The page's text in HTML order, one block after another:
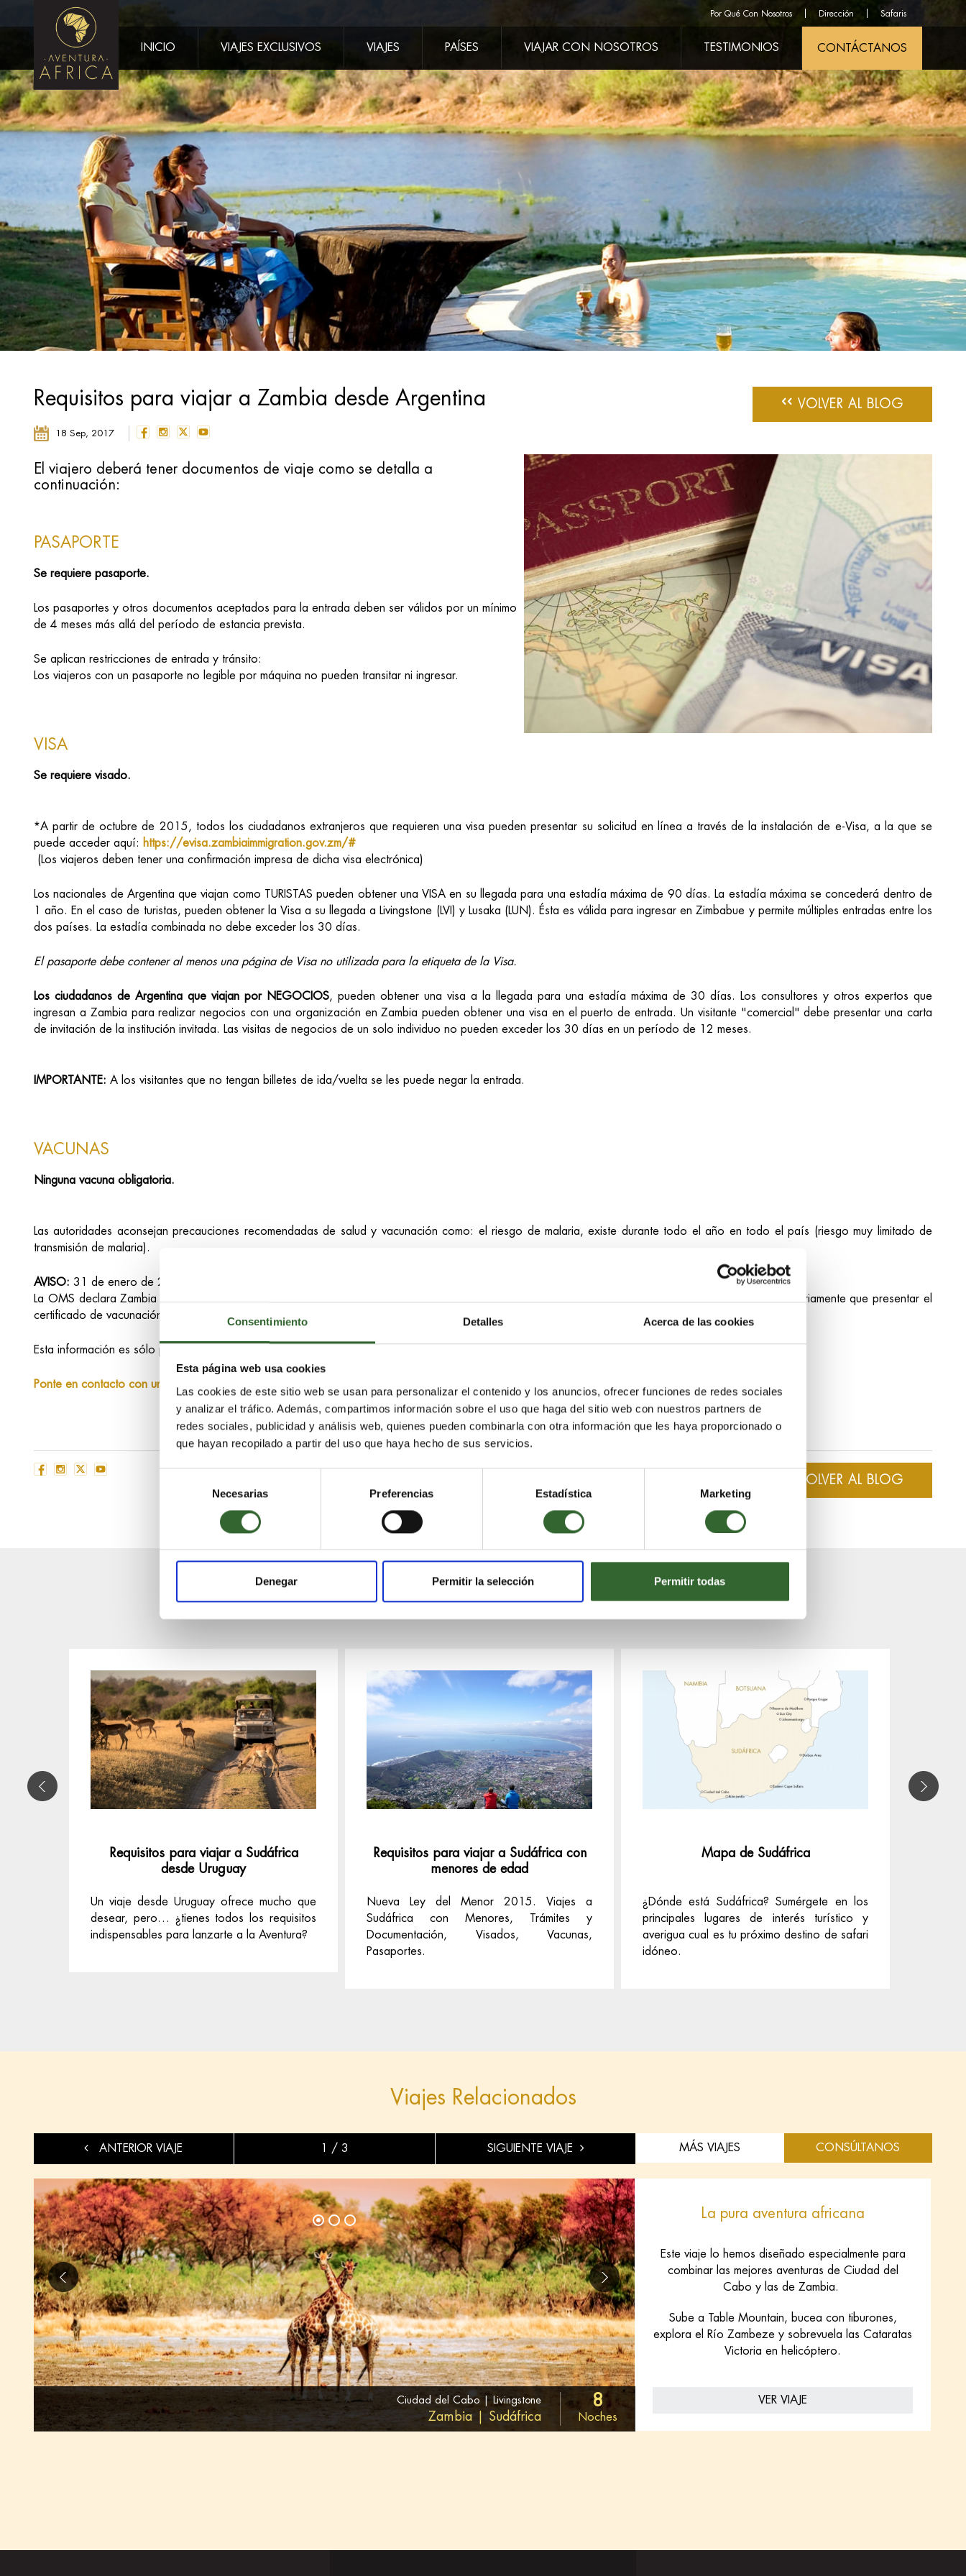
Consentimiento Detalles Acerca de las cookies
Esta página web usa cookies
Las cookies de este sitio web se usan para personalizar el contenido y los anuncios, ofrecer funciones de redes sociales
y analizar el tráfico. Además, compartimos información sobre el uso que haga del sitio web con nuestros partners de
redes sociales, publicidad y análisis web, quienes pueden combinarla con otra información que les haya proporcionado o
que hayan recopilado a partir del uso que haya hecho de sus servicios.
consentimiento
Necesarias Preferencias Estadística Marketing
Denegar Permitir la selección Permitir todas
Por Qué Con Nosotros Dirección Safaris
INICIO VIAJES EXCLUSIVOS VIAJES PAÍSES VIAJAR CON NOSOTROS TESTIMONIOS CONTÁCTANOS
Requisitos para viajar a Zambia desde Argentina
18 Sep, 2017
‹‹ VOLVER AL BLOG
El viajero deberá tener documentos de viaje como se detalla a
continuación:
PASAPORTE
Se requiere pasaporte.
Los pasaportes y otros documentos aceptados para la entrada deben ser válidos por un mínimo
de 4 meses más allá del período de estancia prevista.
Se aplican restricciones de entrada y tránsito:
Los viajeros con un pasaporte no legible por máquina no pueden transitar ni ingresar.
VISA
Se requiere visado.
*A partir de octubre de 2015, todos los ciudadanos extranjeros que requieren una visa pueden presentar su solicitud en línea a través de la instalación de e-Visa, a la que se
puede acceder aquí: https://evisa.zambiaimmigration.gov.zm/#
(Los viajeros deben tener una confirmación impresa de dicha visa electrónica)
Los nacionales de Argentina que viajan como TURISTAS pueden obtener una VISA en su llegada para una estadía máxima de 90 días. La estadía máxima se concederá dentro de
1 año. En el caso de turistas, pueden obtener la Visa a su llegada a Livingstone (LVI) y Lusaka (LUN). Ésta es válida para ingresar en Zimbabue y permite múltiples entradas entre los
dos países. La estadía combinada no debe exceder los 30 días.
El pasaporte debe contener al menos una página de Visa no utilizada para la etiqueta de la Visa.
Los ciudadanos de Argentina que viajan por NEGOCIOS, pueden obtener una visa a la llegada para una estadía máxima de 30 días. Los consultores y otros expertos que
ingresan a Zambia para realizar negocios con una organización en Zambia pueden obtener una visa en el puerto de entrada. Un visitante "comercial" debe presentar una carta
de invitación de la institución invitada. Las visitas de negocios de un solo individuo no pueden exceder los 30 días en un período de 12 meses.
IMPORTANTE: A los visitantes que no tengan billetes de ida/vuelta se les puede negar la entrada.
VACUNAS
Ninguna vacuna obligatoria.
Las autoridades aconsejan precauciones recomendadas de salud y vacunación como: el riesgo de malaria, existe durante todo el año en todo el país (riesgo muy limitado de
transmisión de malaria).
AVISO: 31 de enero de 2018
La OMS declara Zambia un país libre de Fiebre Amarilla. Los viajeros procedentes de Zambia, y con destino Sudáfrica o Botsuana, no tendrán obligatoriamente que presentar el
certificado de vacunación de la Fiebre Amarilla como sucedía hasta ahora.
Esta información es sólo para propósitos de guía e información. Otras organizaciones de salud pueden recomendar precauciones alternativas.
Ponte en contacto con uno de nuestros especialistas
VOLVER AL BLOG
Nuestros post recomendados
Requisitos para viajar a Sudáfrica
desde Uruguay
Un viaje desde Uruguay ofrece mucho que
desear, pero… ¿tienes todos los requisitos
indispensables para lanzarte a la Aventura?
Requisitos para viajar a Sudáfrica con
menores de edad
Nueva Ley del Menor 2015. Viajes a
Sudáfrica con Menores, Trámites y
Documentación, Visados, Vacunas,
Pasaportes.
Mapa de Sudáfrica
¿Dónde está Sudáfrica? Sumérgete en los
principales lugares de interés turístico y
averigua cual es tu próximo destino de safari
idóneo.
Viajes Relacionados
ANTERIOR VIAJE 1 / 3 SIGUIENTE VIAJE MÁS VIAJES CONSÚLTANOS
La pura aventura africana
Este viaje lo hemos diseñado especialmente para
combinar las mejores aventuras de Ciudad del
Cabo y las de Zambia.
Sube a Table Mountain, bucea con tiburones,
explora el Río Zambeze y sobrevuela las Cataratas
Victoria en helicóptero.
VER VIAJE
8
Noches
Ciudad del Cabo | Livingstone
Zambia | Sudáfrica